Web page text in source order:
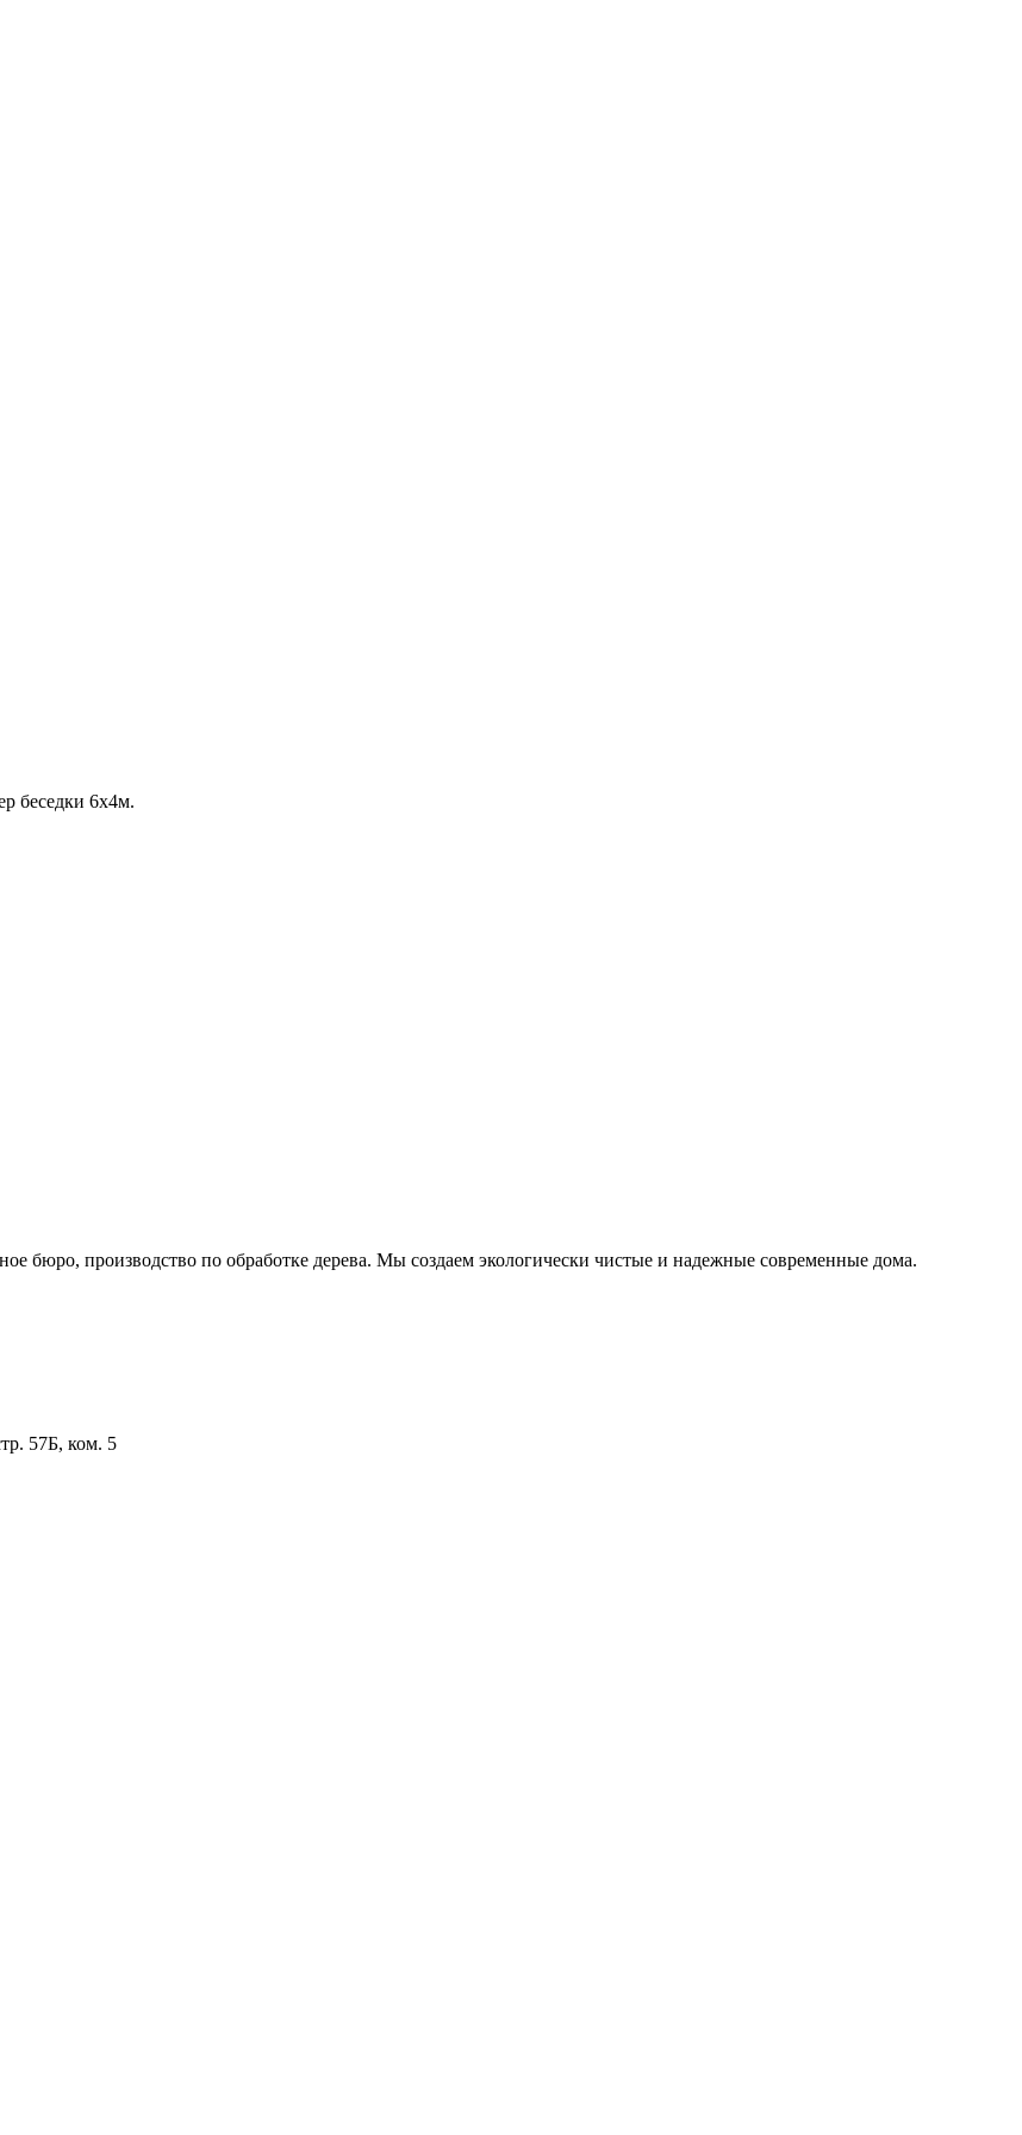
беседки 6х4м.
бюро, производство по обработке дерева. Мы создаем экологически чистые и надежные современные дома.
57Б, ком. 5